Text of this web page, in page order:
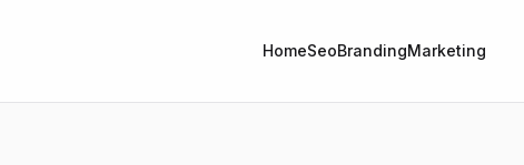
HomeSeoBrandingMarketing